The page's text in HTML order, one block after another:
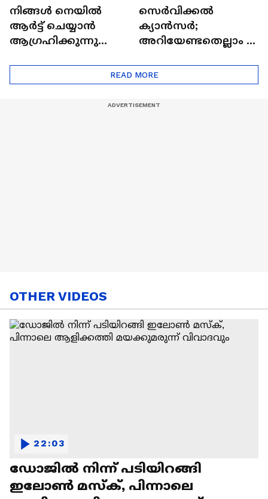
നിങ്ങൾ നെയിൽ
ആർട്ട് ചെയ്യാൻ
ആഗ്രഹിക്കുന്നുണ്ടോ
ട്രെൻഡിനെക്കുറിച്ച് |
Nail Art | Trends Cafe
സെർവിക്കൽ
ക്യാൻസർ;
അറിയേണ്ടതെല്ലാം |
Cancer
READ MORE
OTHER VIDEOS
ഡോജിൽ നിന്ന് പടിയിറങ്ങി
ഇലോൺ മസ്ക്, പിന്നാലെ
22:03